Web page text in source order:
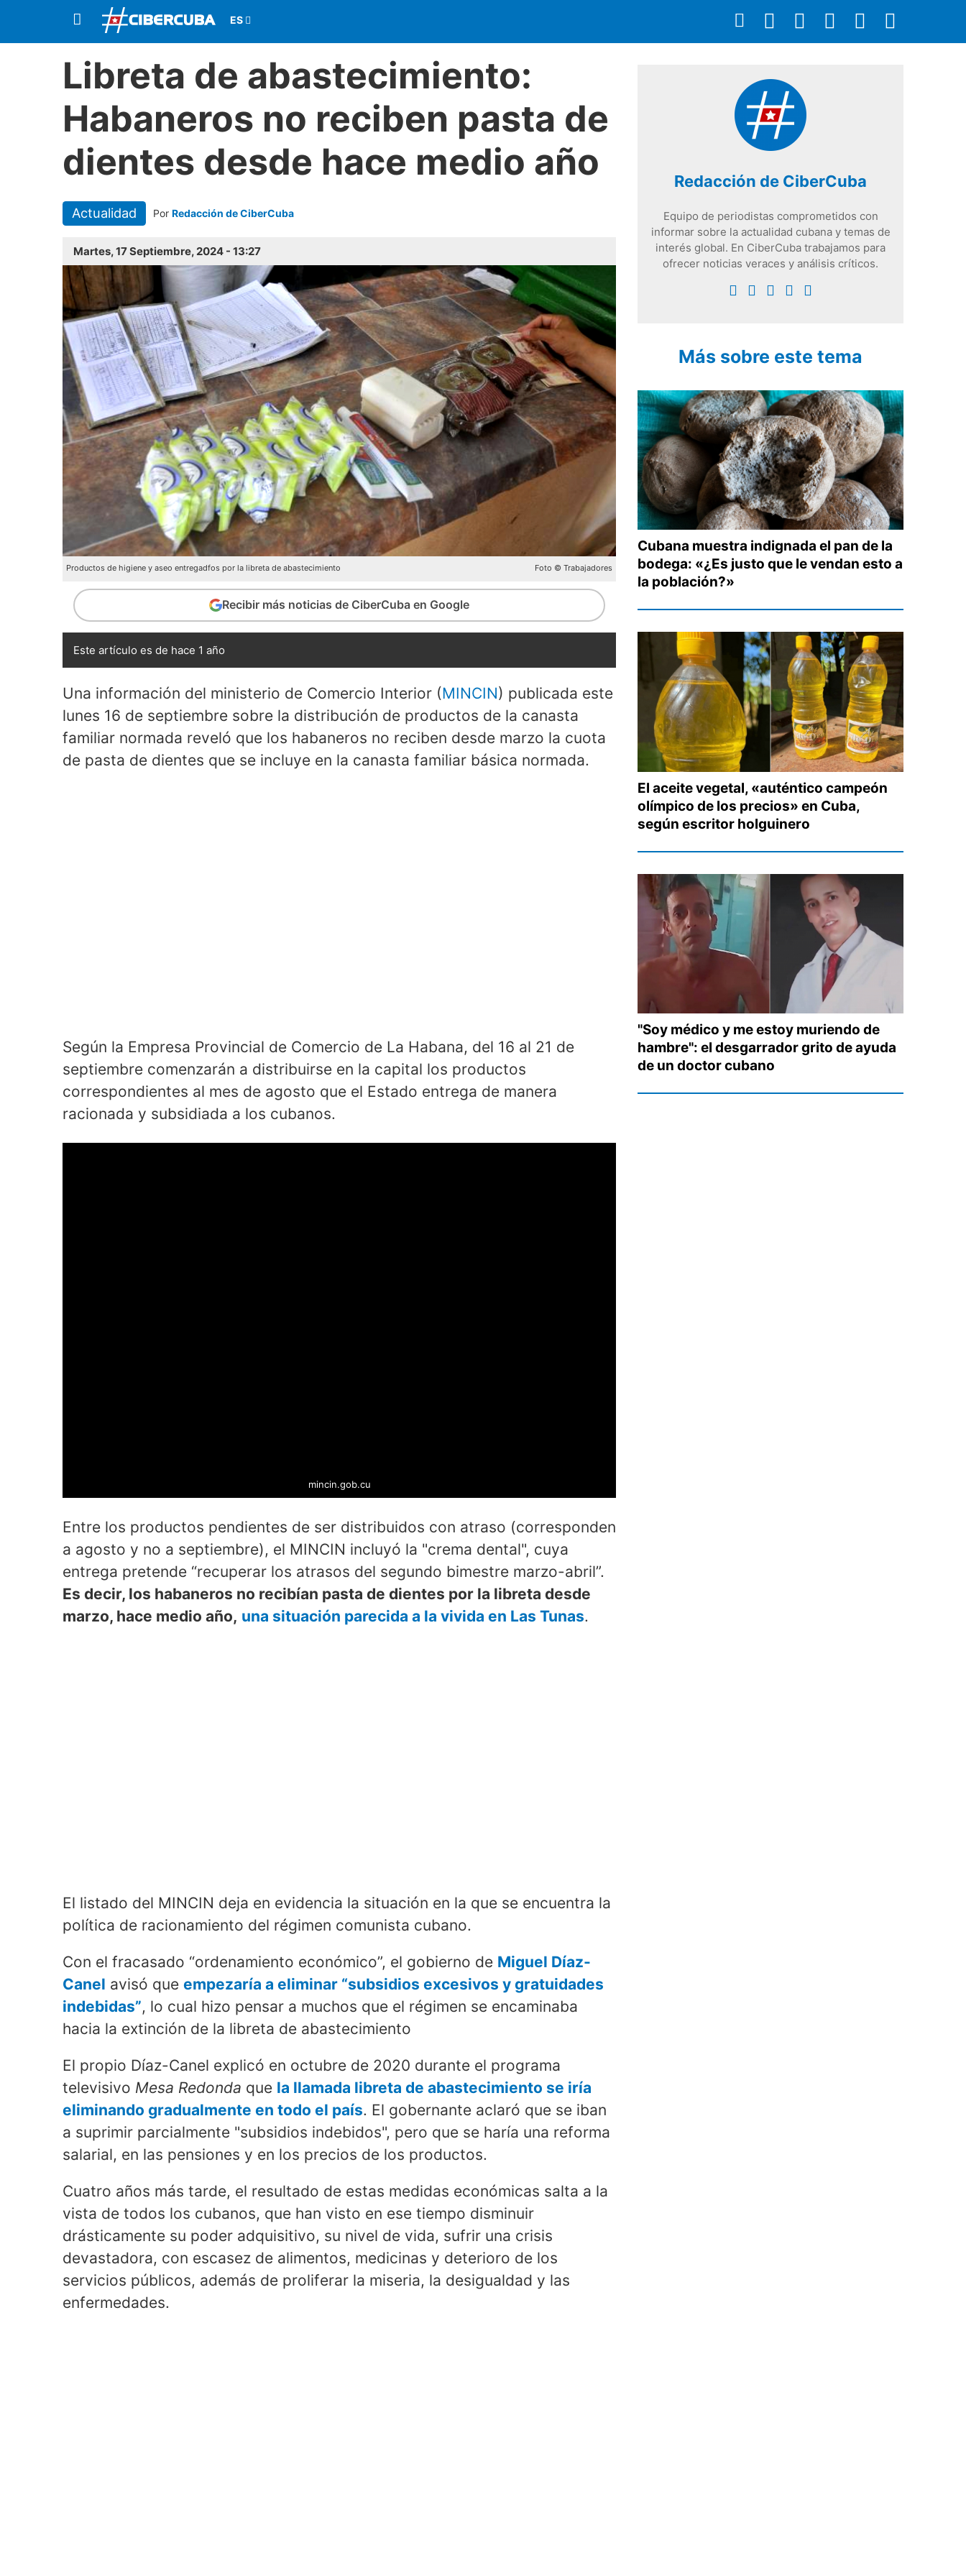
Libreta de abastecimiento:
Habaneros no reciben pasta de
dientes desde hace medio año
Actualidad Por Redacción de CiberCuba
Martes, 17 Septiembre, 2024 - 13:27
Productos de higiene y aseo entregadfos por la libreta de abastecimiento Foto © Trabajadores
Recibir más noticias de CiberCuba en Google
Este artículo es de hace 1 año
Una información del ministerio de Comercio Interior (MINCIN) publicada este
lunes 16 de septiembre sobre la distribución de productos de la canasta
familiar normada reveló que los habaneros no reciben desde marzo la cuota
de pasta de dientes que se incluye en la canasta familiar básica normada.
Según la Empresa Provincial de Comercio de La Habana, del 16 al 21 de
septiembre comenzarán a distribuirse en la capital los productos
correspondientes al mes de agosto que el Estado entrega de manera
racionada y subsidiada a los cubanos.
mincin.gob.cu
Entre los productos pendientes de ser distribuidos con atraso (corresponden
a agosto y no a septiembre), el MINCIN incluyó la "crema dental", cuya
entrega pretende “recuperar los atrasos del segundo bimestre marzo-abril”.
Es decir, los habaneros no recibían pasta de dientes por la libreta desde
marzo, hace medio año, una situación parecida a la vivida en Las Tunas.
El listado del MINCIN deja en evidencia la situación en la que se encuentra la
política de racionamiento del régimen comunista cubano.
Con el fracasado “ordenamiento económico”, el gobierno de Miguel Díaz-
Canel avisó que empezaría a eliminar “subsidios excesivos y gratuidades
indebidas”, lo cual hizo pensar a muchos que el régimen se encaminaba
hacia la extinción de la libreta de abastecimiento
El propio Díaz-Canel explicó en octubre de 2020 durante el programa
televisivo Mesa Redonda que la llamada libreta de abastecimiento se iría
eliminando gradualmente en todo el país. El gobernante aclaró que se iban
a suprimir parcialmente "subsidios indebidos", pero que se haría una reforma
salarial, en las pensiones y en los precios de los productos.
Cuatro años más tarde, el resultado de estas medidas económicas salta a la
vista de todos los cubanos, que han visto en ese tiempo disminuir
drásticamente su poder adquisitivo, su nivel de vida, sufrir una crisis
devastadora, con escasez de alimentos, medicinas y deterioro de los
servicios públicos, además de proliferar la miseria, la desigualdad y las
enfermedades.
Redacción de CiberCuba
Equipo de periodistas comprometidos con
informar sobre la actualidad cubana y temas de
interés global. En CiberCuba trabajamos para
ofrecer noticias veraces y análisis críticos.
Más sobre este tema
Cubana muestra indignada el pan de la
bodega: «¿Es justo que le vendan esto a
la población?»
El aceite vegetal, «auténtico campeón
olímpico de los precios» en Cuba,
según escritor holguinero
"Soy médico y me estoy muriendo de
hambre": el desgarrador grito de ayuda
de un doctor cubano